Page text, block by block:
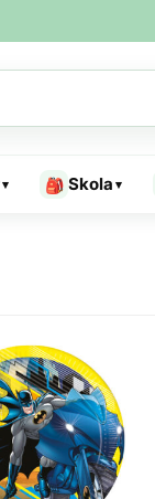
▾ 🎒 Skola ▾